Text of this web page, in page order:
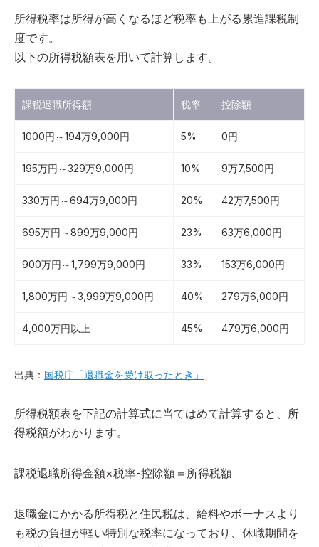
所得税率は所得が高くなるほど税率も上がる累進課税制
度です。
以下の所得税額表を用いて計算します。
課税退職所得額 税率 控除額
1000円～194万9,000円 5% 0円
195万円～329万9,000円 10% 9万7,500円
330万円～694万9,000円 20% 42万7,500円
695万円～899万9,000円 23% 63万6,000円
900万円～1,799万9,000円 33% 153万6,000円
1,800万円～3,999万9,000円 40% 279万6,000円
4,000万円以上 45% 479万6,000円
出典： 国税庁「退職金を受け取ったとき」
所得税額表を下記の計算式に当てはめて計算すると、所
得税額がわかります。
課税退職所得金額×税率-控除額＝所得税額
退職金にかかる所得税と住民税は、給料やボーナスより
も税の負担が軽い特別な税率になっており、休職期間を